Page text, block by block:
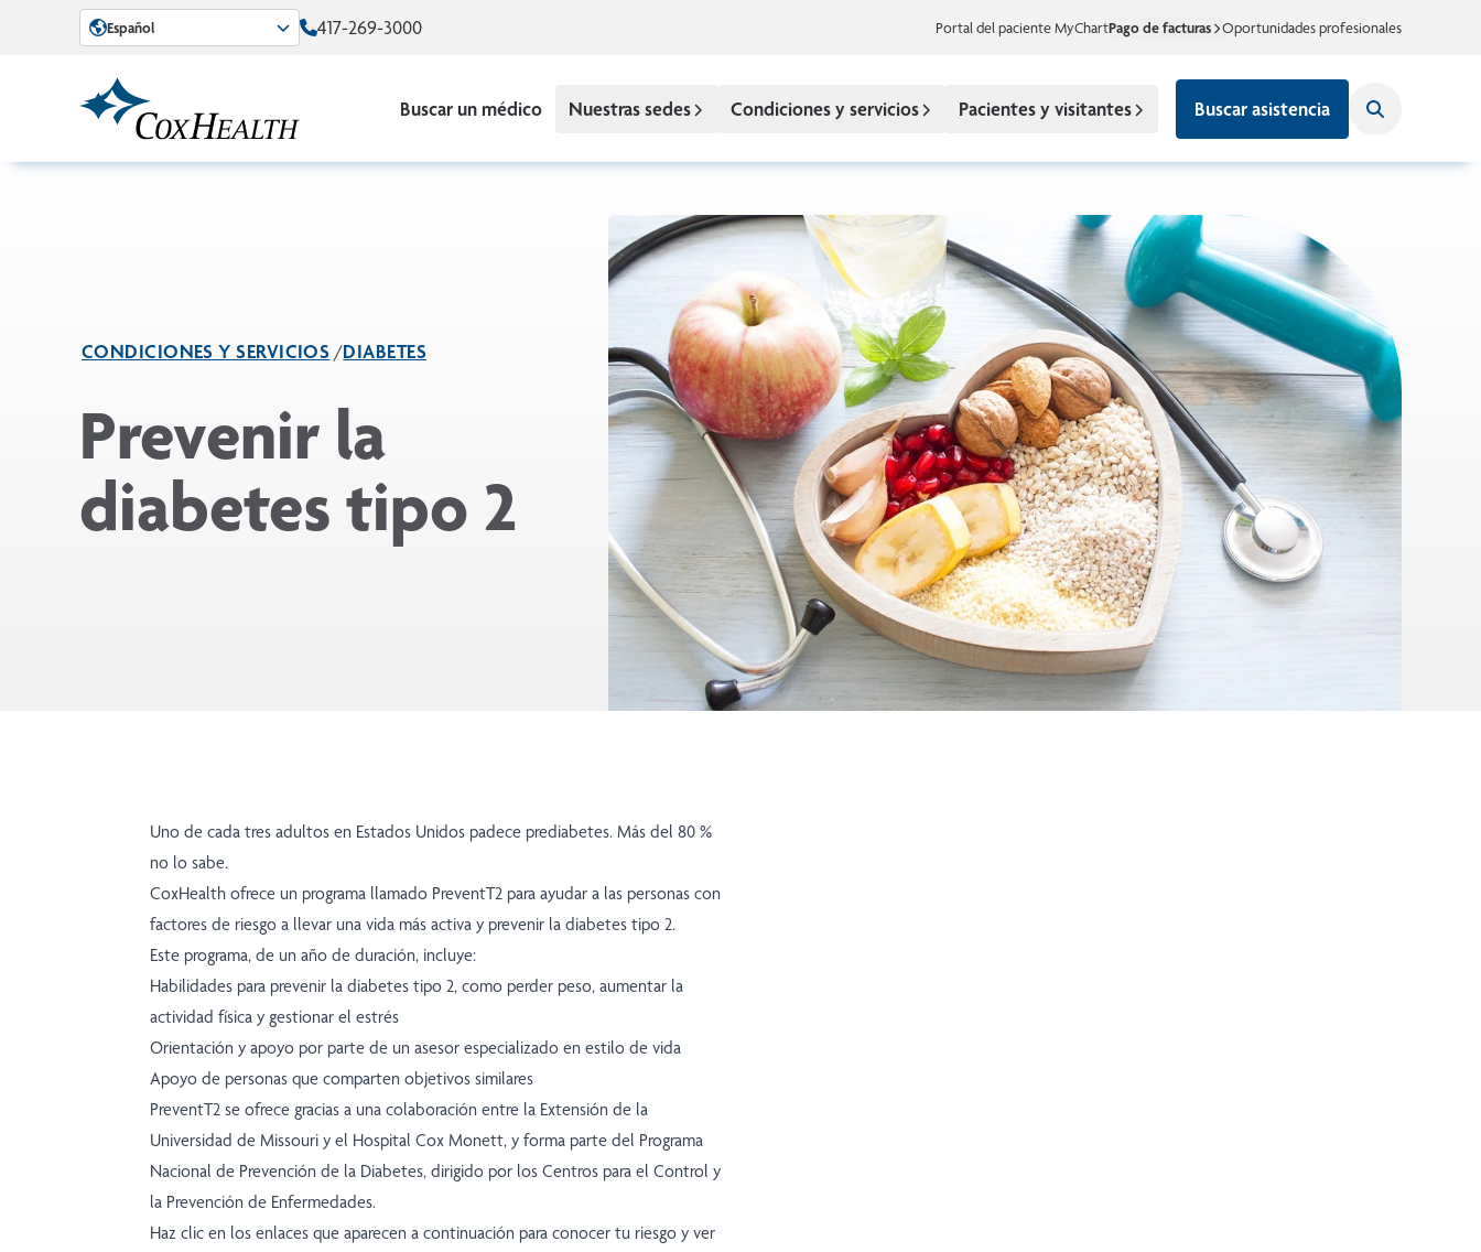
Skip to Main Content
Español 417-269-3000 Portal del paciente MyChartPago de facturas Oportunidades profesionales
Buscar un médico Nuestras sedes Condiciones y servicios Pacientes y visitantes Buscar asistencia
CONDICIONES Y SERVICIOS DIABETES
Prevenir la
diabetes tipo 2
Uno de cada tres adultos en Estados Unidos padece prediabetes. Más del 80 %
no lo sabe.
CoxHealth ofrece un programa llamado PreventT2 para ayudar a las personas con
factores de riesgo a llevar una vida más activa y prevenir la diabetes tipo 2.
Este programa, de un año de duración, incluye:
Habilidades para prevenir la diabetes tipo 2, como perder peso, aumentar la
actividad física y gestionar el estrés
Orientación y apoyo por parte de un asesor especializado en estilo de vida
Apoyo de personas que comparten objetivos similares
PreventT2 se ofrece gracias a una colaboración entre la Extensión de la
Universidad de Missouri y el Hospital Cox Monett, y forma parte del Programa
Nacional de Prevención de la Diabetes, dirigido por los Centros para el Control y
la Prevención de Enfermedades.
Haz clic en los enlaces que aparecen a continuación para conocer tu riesgo y ver